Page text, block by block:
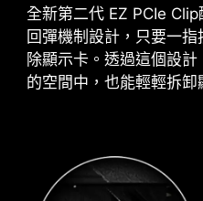
全新第二代 EZ PCIe
回彈機制設計，只要一
除顯示卡。透過這個設
的空間中，也能輕輕拆卸
主機板上 LED 除錯指示
以便您準確判斷
BIOS X 設計多款一鍵超
記憶體超頻變得更簡單
沒有理工背景的玩家